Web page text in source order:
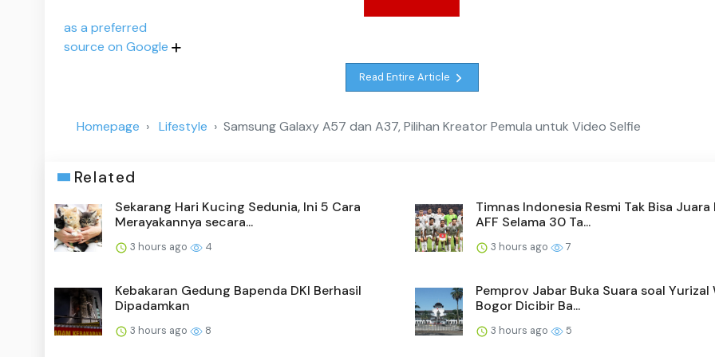
as a preferred
source on Google
Read Entire Article
Homepage Lifestyle Samsung Galaxy A57 dan A37, Pilihan Kreator Pemula untuk Video Selfie
Related
Sekarang Hari Kucing Sedunia, Ini 5 Cara
Merayakannya secara...
3 hours ago 4
Timnas Indonesia Resmi Tak Bisa Juara
AFF Selama 30 Ta...
3 hours ago 7
Kebakaran Gedung Bapenda DKI Berhasil
Dipadamkan
3 hours ago 8
Pemprov Jabar Buka Suara soal Yurizal
Bogor Dicibir Ba...
3 hours ago 5